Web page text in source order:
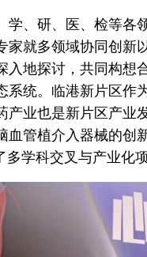
学、研、医、检等各
家就多领域协同创新
入地探讨，共同构想
系统。临港新片区作
产业也是新片区产业
血管植介入器械的创
学科交叉与产业化